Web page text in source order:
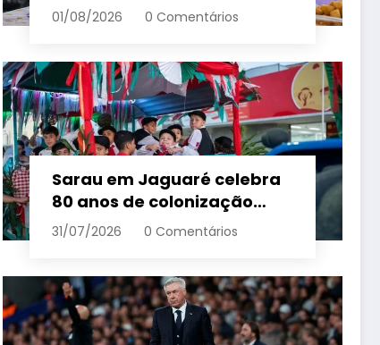
distribui 250 litros de suco
01/08/2026 0 Comentários
Sarau em Jaguaré celebra
80 anos de colonização
italiana com tradição e
31/07/2026 0 Comentários